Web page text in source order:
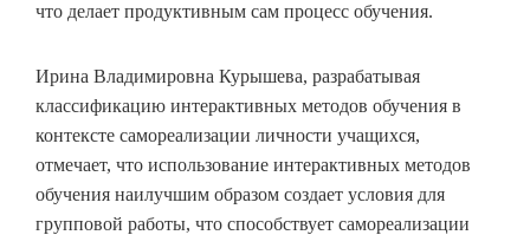
что делает продуктивным сам процесс обучения.
Ирина Владимировна Курышева, разрабатывая
классификацию интерактивных методов обучения в
контексте самореализации личности учащихся,
отмечает, что использование интерактивных методов
обучения наилучшим образом создает условия для
групповой работы, что способствует самореализации